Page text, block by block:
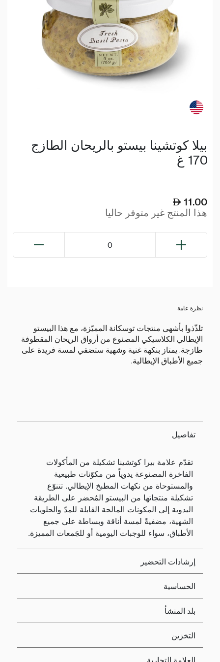
بيلا كوتشينا بيستو بالريحان الطازج
170 غ
11.00
هذا المنتج غير متوفر حاليا
0
نظرة عامة
تلذّذوا بأشهى منتجات توسكانة المميّزة، مع هذا البيستو
الإيطالي الكلاسيكي المصنوع من أرواق الريحان المقطوفة
طازجة. يمتاز بنكهة غنية وشهية ستضفي لمسة فريدة على
جميع الأطباق الإيطالية.
تفاصيل
تقدّم علامة بيرا كوتشينا تشكيلة من المأكولات
الفاخرة المصنوعة يدوياً من مكوّنات طبيعية
والمستوحاة من نكهات المطبخ الإيطالي. تتنوّع
تشكيلة منتجاتها من البيستو المُحضر على الطريقة
اليدوية إلى المكونات المالحة القابلة للمدّ والحلويات
الشهية، مضفيةً لمسة أناقة وبساطة على جميع
الأطباق، سواء للوجبات اليومية أو للجَمعات المميزة.
إرشادات التحضير
الحساسية
بلد المنشأ
التخزين
العلامة التجارية